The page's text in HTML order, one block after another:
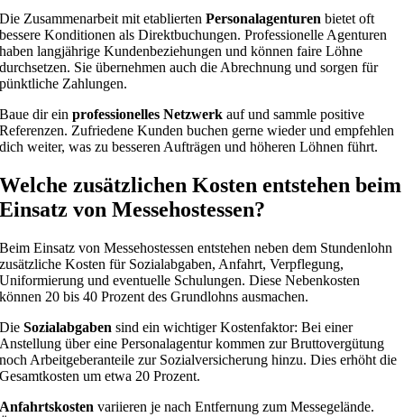
Die Zusammenarbeit mit etabliertenPersonalagenturen bietet oft
bessere Konditionen als Direktbuchungen. Professionelle Agenturen
haben langjährige Kundenbeziehungen und können faire Löhne
durchsetzen. Sie übernehmen auch die Abrechnung und sorgen für
pünktliche Zahlungen.
Baue dir einprofessionelles Netzwerk auf und sammle positive
Referenzen. Zufriedene Kunden buchen gerne wieder und empfehlen
dich weiter, was zu besseren Aufträgen und höheren Löhnen führt.
Welche zusätzlichen Kosten entstehen beim
Einsatz von Messehostessen?
Beim Einsatz von Messehostessen entstehen neben dem Stundenlohn
zusätzliche Kosten für Sozialabgaben, Anfahrt, Verpflegung,
Uniformierung und eventuelle Schulungen. Diese Nebenkosten
können 20 bis 40 Prozent des Grundlohns ausmachen.
DieSozialabgaben sind ein wichtiger Kostenfaktor: Bei einer
Anstellung über eine Personalagentur kommen zur Bruttovergütung
noch Arbeitgeberanteile zur Sozialversicherung hinzu. Dies erhöht die
Gesamtkosten um etwa 20 Prozent.
Anfahrtskosten variieren je nach Entfernung zum Messegelände.